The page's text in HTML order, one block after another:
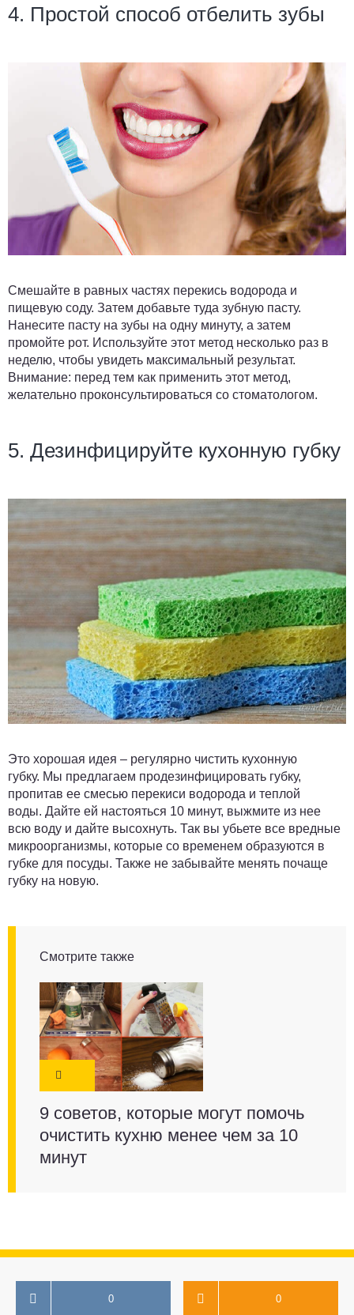
4. Простой способ отбелить зубы
Смешайте в равных частях перекись водорода и
пищевую соду. Затем добавьте туда зубную пасту.
Нанесите пасту на зубы на одну минуту, а затем
промойте рот. Используйте этот метод несколько раз в
неделю, чтобы увидеть максимальный результат.
Внимание: перед тем как применить этот метод,
желательно проконсультироваться со стоматологом.
5. Дезинфицируйте кухонную губку
Это хорошая идея – регулярно чистить кухонную
губку. Мы предлагаем продезинфицировать губку,
пропитав ее смесью перекиси водорода и теплой
воды. Дайте ей настояться 10 минут, выжмите из нее
всю воду и дайте высохнуть. Так вы убьете все вредные
микроорганизмы, которые со временем образуются в
губке для посуды. Также не забывайте менять почаще
губку на новую.
Смотрите также
9 советов, которые могут помочь
очистить кухню менее чем за 10
минут
0 0